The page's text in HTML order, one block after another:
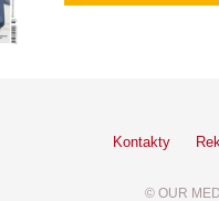
Kontakty
© OUR